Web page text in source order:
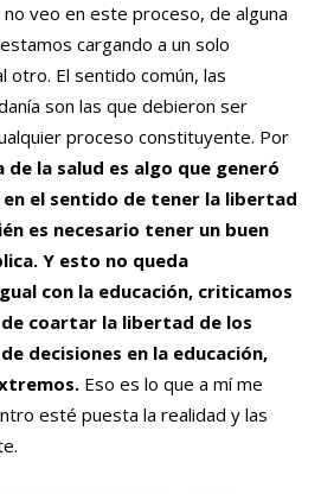
veo en este proceso, de alguna
cargando a un solo
otro. El sentido común, las
son las que debieron ser
proceso constituyente. Por
de la salud es algo que generó
el sentido de tener la libertad
es necesario tener un buen
Y esto no queda
con la educación, criticamos
coartar la libertad de los
decisiones en la educación,
Eso es lo que a mí me
esté puesta la realidad y las